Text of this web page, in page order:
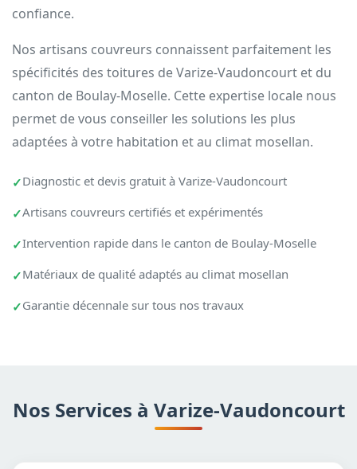
confiance.
Nos artisans couvreurs connaissent parfaitement les
spécificités des toitures de Varize-Vaudoncourt et du
canton de Boulay-Moselle. Cette expertise locale nous
permet de vous conseiller les solutions les plus
adaptées à votre habitation et au climat mosellan.
Diagnostic et devis gratuit à Varize-Vaudoncourt
Artisans couvreurs certifiés et expérimentés
Intervention rapide dans le canton de Boulay-Moselle
Matériaux de qualité adaptés au climat mosellan
Garantie décennale sur tous nos travaux
Nos Services à Varize-Vaudoncourt